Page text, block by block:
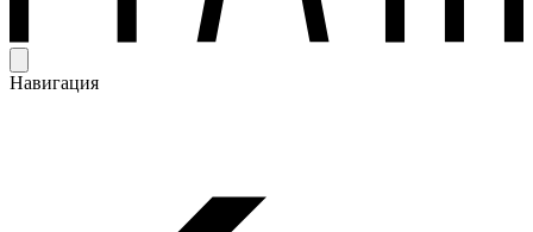
Навигация